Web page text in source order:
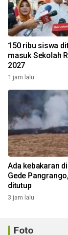
150 ribu siswa
masuk Sekolah
2027
1 jam lalu
Ada kebakaran
Gede
ditutup
3 jam lalu
Foto